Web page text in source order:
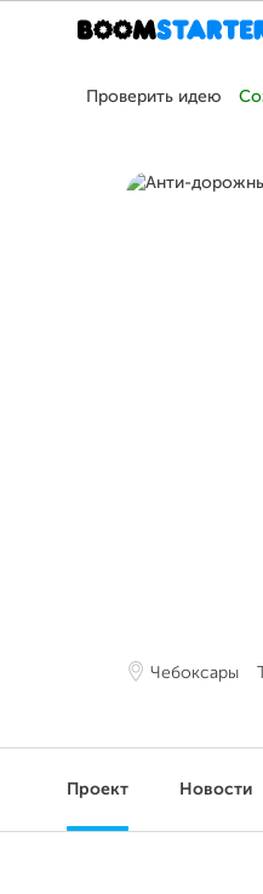
Проверить идею
Чебоксары
Проект Новости